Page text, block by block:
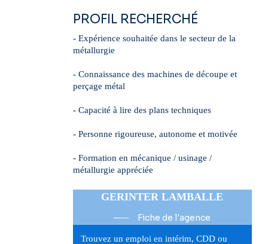
PROFIL RECHERCHÉ
- Expérience souhaitée dans le secteur de la
métallurgie
- Connaissance des machines de découpe et
perçage métal
- Capacité à lire des plans techniques
- Personne rigoureuse, autonome et motivée
- Formation en mécanique / usinage /
métallurgie appréciée
GERINTER LAMBALLE
Fiche de l'agence
Trouvez un emploi en intérim, CDD ou